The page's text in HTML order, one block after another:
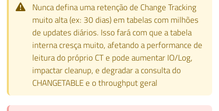
Nunca defina uma retenção de Change Tracking
muito alta (ex: 30 dias) em tabelas com milhões
de updates diários. Isso fará com que a tabela
interna cresça muito, afetando a performance de
leitura do próprio CT e pode aumentar IO/Log,
impactar cleanup, e degradar a consulta do
CHANGETABLE e o throughput geral